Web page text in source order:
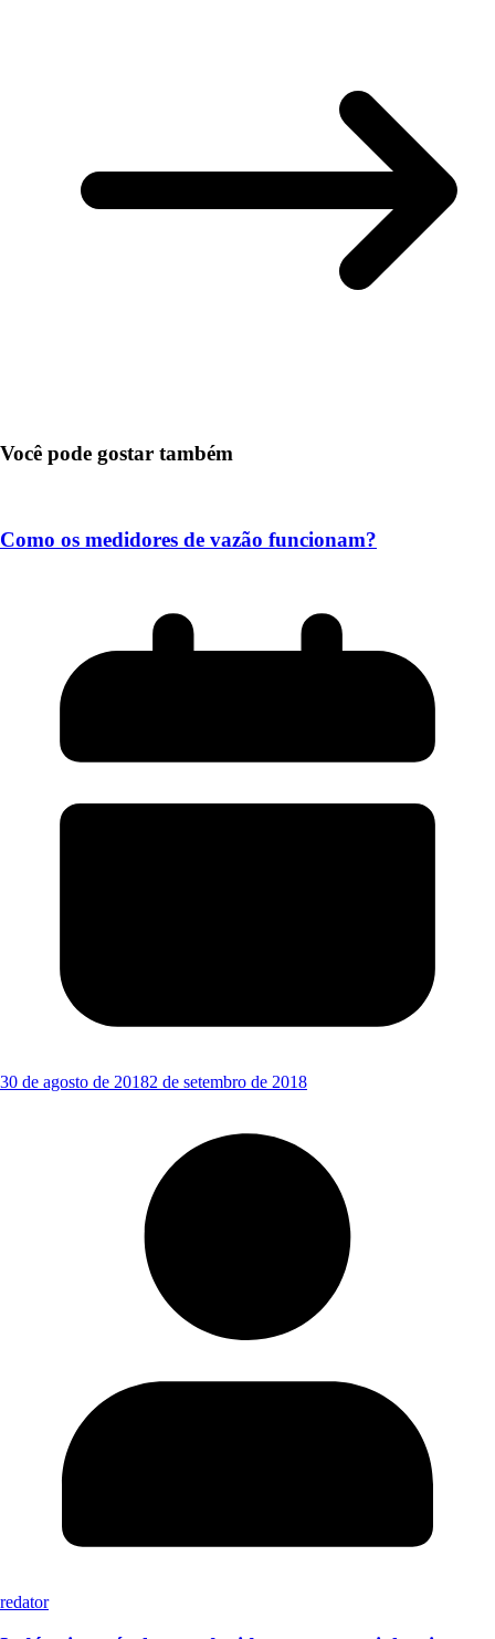
Você pode gostar também
Como os medidores de vazão funcionam?
30 de agosto de 20182 de setembro de 2018
redator